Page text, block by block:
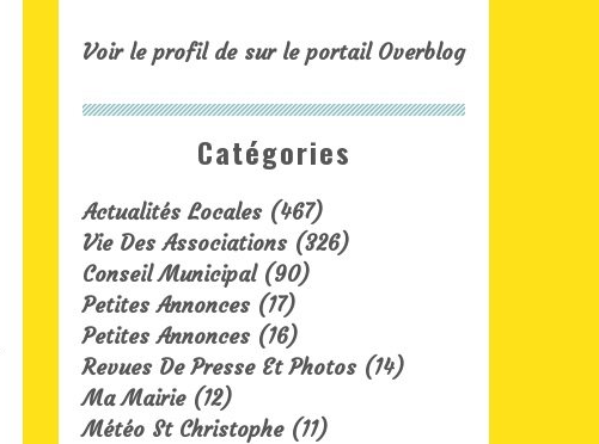
Catégories
Actualités Locales(467)
Vie Des Associations(326)
Conseil Municipal(90)
Petites Annonces(17)
Petites Annonces(16)
Revues De Presse Et Photos(14)
Ma Mairie(12)
Météo St Christophe(11)
Voir le profil de sur le portail Overblog